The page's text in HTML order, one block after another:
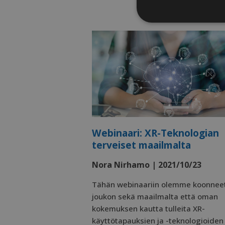
Webinaari: XR-Teknologian
terveiset maailmalta
Nora Nirhamo | 2021/10/23
Tähän webinaariin olemme
joukon sekä maailmalta että oman
kokemuksen kautta tulleita XR-
käyttötapauksien ja -teknologioiden
tilinhallinnan.
Nimi
li_gc